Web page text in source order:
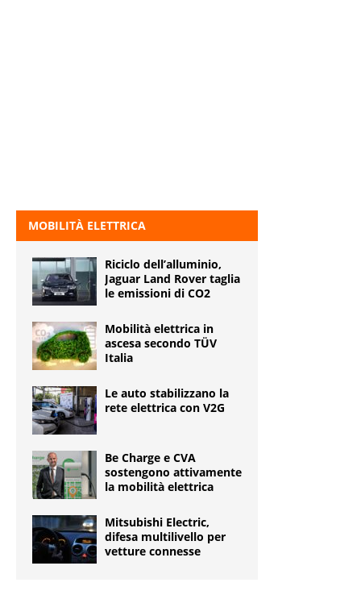
MOBILITÀ ELETTRICA
Riciclo dell’alluminio,
Jaguar Land Rover taglia
le emissioni di CO2
Mobilità elettrica in
ascesa secondo TÜV
Italia
Le auto stabilizzano la
rete elettrica con V2G
Be Charge e CVA
sostengono attivamente
la mobilità elettrica
Mitsubishi Electric,
difesa multilivello per
vetture connesse